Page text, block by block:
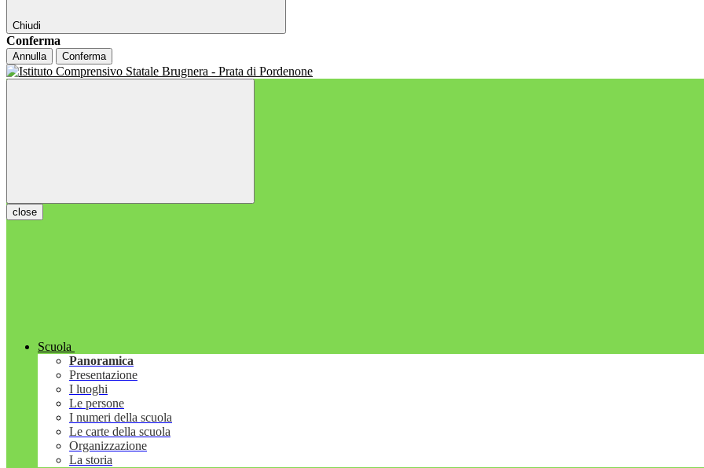
Chiudi
Conferma
Annulla Conferma
close
Scuola
Panoramica
Presentazione
I luoghi
Le persone
I numeri della scuola
Le carte della scuola
Organizzazione
La storia